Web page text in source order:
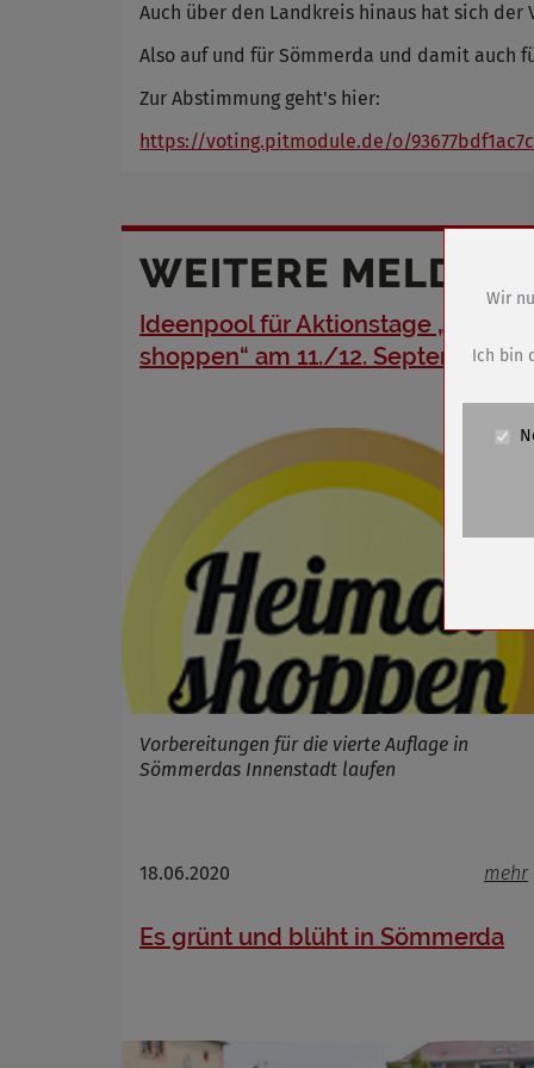
Auch über den Landkreis hinaus hat sich
Also auf und für Sömmerda und damit auch
Zur Abstimmung geht's hier:
https://voting.pitmodule.de/o/
WEITERE
Ideenpool für Aktionstage „Heimat
shoppen“ am 11./12. September
Vorbereitungen für die vierte Auflage in
Sömmerdas Innenstadt laufen
18.06.2020 mehr
Es grünt und blüht in Sömmerda
Anbieter
Cookie
Cookie
Cookie
Wir
Ich bin